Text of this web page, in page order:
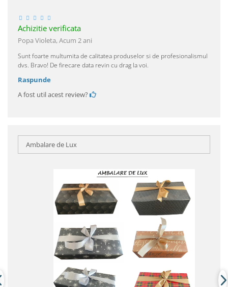
Achizitie verificata
Popa Violeta,Acum 2 ani
Sunt foarte multumita de calitatea produselor si de profesionalismul
dvs. Bravo! De firecare data revin cu drag la voi.
Raspunde
A fost util acest review?
Ambalare de Lux